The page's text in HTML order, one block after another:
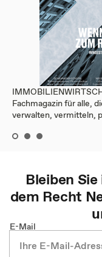
Fachmagazin für alle,
verwalten, vermitteln,
Bleiben
dem Recht
E-Mail